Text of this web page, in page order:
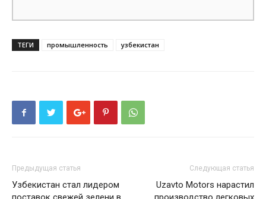
ТЕГИ промышленность узбекистан
Предыдущая статья
Узбекистан стал лидером
Следующая статья
Uzavto Motors нарастил